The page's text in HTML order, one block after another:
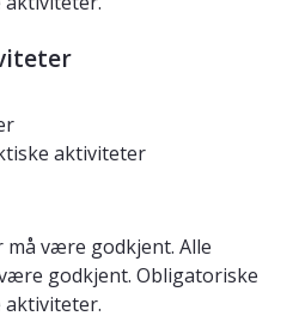
aktiviteter
være godkjent. Alle
godkjent. Obligatoriske